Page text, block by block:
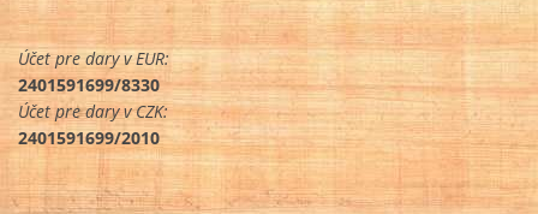
Účet pre dary v EUR:
2401591699/8330
Účet pre dary v CZK:
2401591699/2010